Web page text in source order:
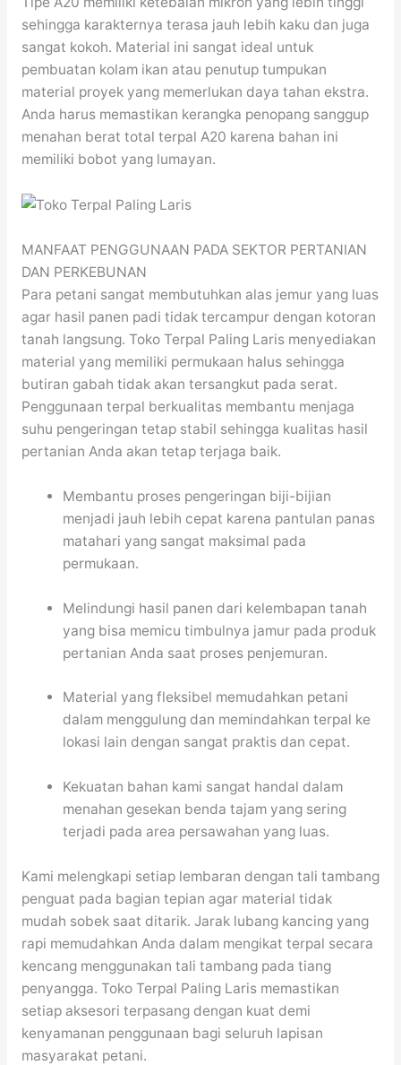
sehingga karakternya terasa jauh lebih kaku dan juga
sangat kokoh. Material ini sangat ideal untuk
pembuatan kolam ikan atau penutup tumpukan
material proyek yang memerlukan daya tahan ekstra.
Anda harus memastikan kerangka penopang sanggup
menahan berat total terpal A20 karena bahan ini
memiliki bobot yang lumayan.
MANFAAT PENGGUNAAN PADA SEKTOR PERTANIAN
DAN PERKEBUNAN
Para petani sangat membutuhkan alas jemur yang luas
agar hasil panen padi tidak tercampur dengan kotoran
tanah langsung. Toko Terpal Paling Laris menyediakan
material yang memiliki permukaan halus sehingga
butiran gabah tidak akan tersangkut pada serat.
Penggunaan terpal berkualitas membantu menjaga
suhu pengeringan tetap stabil sehingga kualitas hasil
pertanian Anda akan tetap terjaga baik.
Membantu proses pengeringan biji-bijian
menjadi jauh lebih cepat karena pantulan panas
matahari yang sangat maksimal pada
permukaan.
Melindungi hasil panen dari kelembapan tanah
yang bisa memicu timbulnya jamur pada produk
pertanian Anda saat proses penjemuran.
Material yang fleksibel memudahkan petani
dalam menggulung dan memindahkan terpal ke
lokasi lain dengan sangat praktis dan cepat.
Kekuatan bahan kami sangat handal dalam
menahan gesekan benda tajam yang sering
terjadi pada area persawahan yang luas.
Kami melengkapi setiap lembaran dengan tali tambang
penguat pada bagian tepian agar material tidak
mudah sobek saat ditarik. Jarak lubang kancing yang
rapi memudahkan Anda dalam mengikat terpal secara
kencang menggunakan tali tambang pada tiang
penyangga. Toko Terpal Paling Laris memastikan
setiap aksesori terpasang dengan kuat demi
kenyamanan penggunaan bagi seluruh lapisan
masyarakat petani.